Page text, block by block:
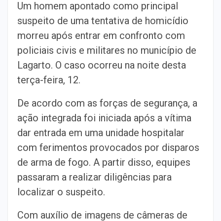
Um homem apontado como principal
suspeito de uma tentativa de homicídio
morreu após entrar em confronto com
policiais civis e militares no município de
Lagarto. O caso ocorreu na noite desta
terça-feira, 12.
De acordo com as forças de segurança, a
ação integrada foi iniciada após a vítima
dar entrada em uma unidade hospitalar
com ferimentos provocados por disparos
de arma de fogo. A partir disso, equipes
passaram a realizar diligências para
localizar o suspeito.
Com auxílio de imagens de câmeras de